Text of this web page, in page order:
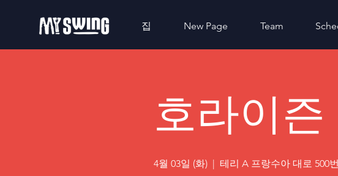
집 New Page Team
호라이
4월 03일 (화)
  |
테리 A 프랑수아 대로 500